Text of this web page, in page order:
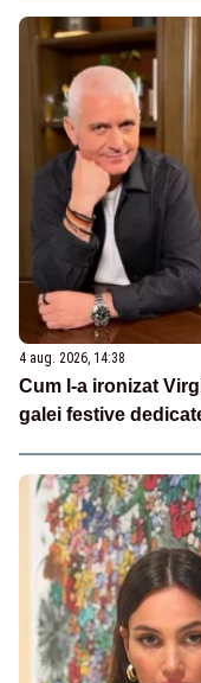
4 aug. 2026, 14:38
Cum l-a ironizat
galei festive